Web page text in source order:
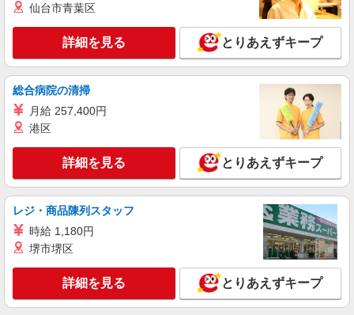
すき家の店舗スタッフ（接客・調理・清掃な
時給1,300円 ※22:00〜翌5:00：時給1,625円 ※
高校生時給1,230円 ※早朝手当（5:00〜9:00）時給
＋150円
東京都荒川区西日暮里1-1-1パレスいしかわ1F
キープ 詳細を見る
アルバイト パート
株式会社HITOWA フードサービスカンパニー
学校給食の調理補助【アルバイト・パート】
します。 ※AP評価制度：あり 年1回の評価によ
り時給を見直します。 ※アルバイト賞与（寸
志）：あり 年2回。勤続年数により金額UP。
荒川区内学校4 （東京都荒川区南千住7-25-1）
キープ 詳細を見る
正社員
仙台市青葉区
詳細を見る とりあえずキープ
総合病院の清掃
月給 257,400円
港区
詳細を見る とりあえずキープ
レジ・商品陳列スタッフ
時給 1,180円
堺市堺区
詳細を見る とりあえずキープ